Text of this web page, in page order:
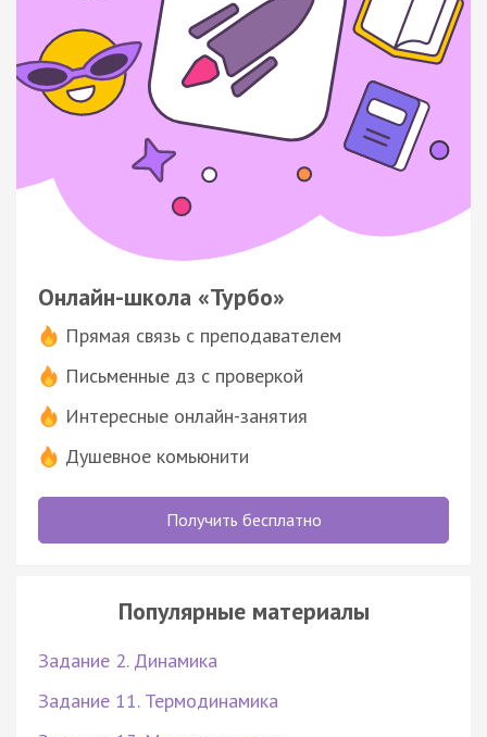
Онлайн-школа «Турбо»
Прямая связь с преподавателем
Письменные дз с проверкой
Интересные онлайн-занятия
Душевное комьюнити
Получить бесплатно
Популярные материалы
Задание 2. Динамика
Задание 11. Термодинамика